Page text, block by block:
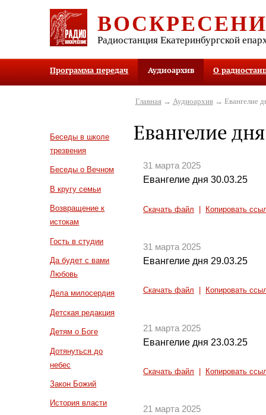
Радиостанция Екатеринбургской
Программа передач Аудиоархив О
Беседы в школе
трезвения
Беседы о Вечном
В кругу семьи
Возвращение к
истокам
Гость в студии
Да будет с вами
Любовь
Дела милосердия
Детская редакция
Детям о Боге
Дотянуться до
небес
Закон Божий
История власти
Главная→ Аудиоархив→ Евангелие
Евангелие дня
31 марта 2025
Евангелие дня 30.03.25
Скачать файл Копировать
31 марта 2025
Евангелие дня 29.03.25
Скачать файл Копировать
21 марта 2025
Евангелие дня 23.03.25
Скачать файл Копировать
21 марта 2025